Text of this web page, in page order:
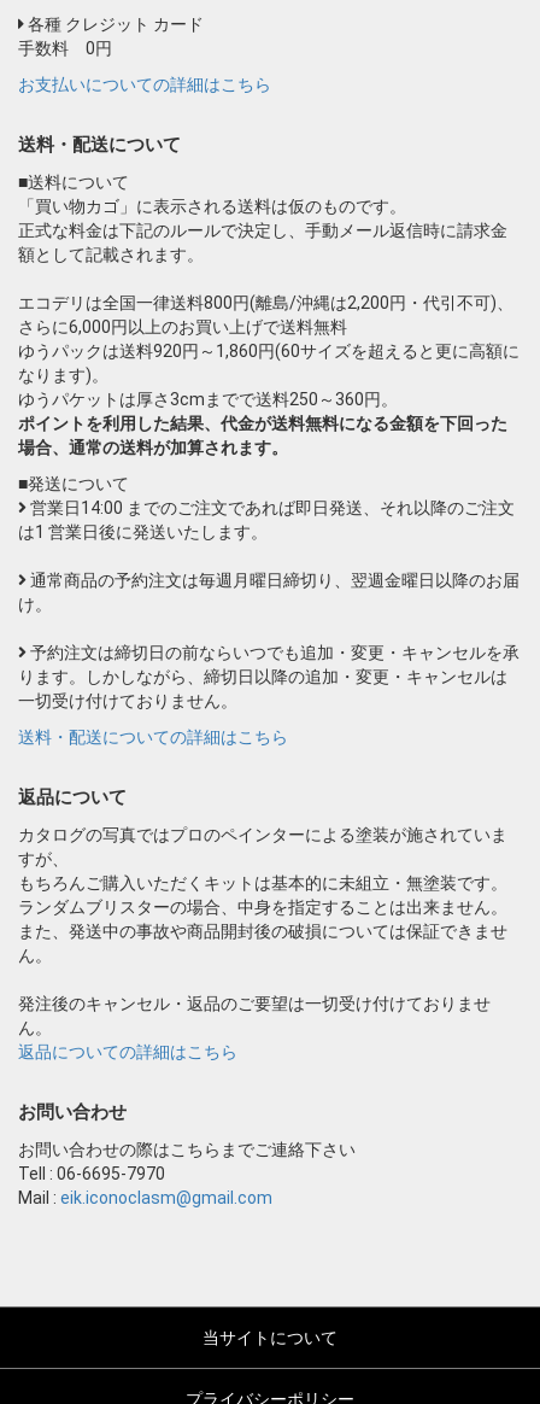
各種 クレジット カード
手数料 0円
お支払いについての詳細はこちら
送料・配送について
■送料について
「買い物カゴ」に表示される送料は仮のものです。
正式な料金は下記のルールで決定し、手動メール返信時に請求金
額として記載されます。
エコデリは全国一律送料800円(離島/沖縄は2,200円・代引不可)、
さらに6,000円以上のお買い上げで送料無料
ゆうパックは送料920円～1,860円(60サイズを超えると更に高額に
なります)。
ゆうパケットは厚さ3cmまでで送料250～360円。
ポイントを利用した結果、代金が送料無料になる金額を下回った
場合、通常の送料が加算されます。
■発送について
営業日14:00 までのご注文であれば即日発送、それ以降のご注文
は1 営業日後に発送いたします。
通常商品の予約注文は毎週月曜日締切り、翌週金曜日以降のお届
け。
予約注文は締切日の前ならいつでも追加・変更・キャンセルを承
ります。しかしながら、締切日以降の追加・変更・キャンセルは
一切受け付けておりません。
送料・配送についての詳細はこちら
返品について
カタログの写真ではプロのペインターによる塗装が施されていま
すが、
もちろんご購入いただくキットは基本的に未組立・無塗装です。
ランダムブリスターの場合、中身を指定することは出来ません。
また、発送中の事故や商品開封後の破損については保証できませ
ん。
発注後のキャンセル・返品のご要望は一切受け付けておりませ
ん。
返品についての詳細はこちら
お問い合わせ
お問い合わせの際はこちらまでご連絡下さい
Tell : 06-6695-7970
Mail : eik.iconoclasm@gmail.com
当サイトについて
プライバシーポリシー